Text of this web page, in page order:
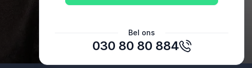
Bel ons
030 80 80 884
Branchevereniging NLE